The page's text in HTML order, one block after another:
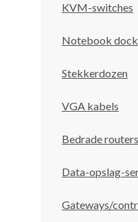
KVM-switches
Notebook
Stekkerdozen
VGA kabels
Bedrade routers
Data-opslag-
Gateways/